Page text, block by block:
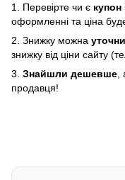
1. Перевірте чи є купон
оформленні та ціна
2. Знижку можна
знижку від ціни сайту
3. Знайшли дешевше
продавця!